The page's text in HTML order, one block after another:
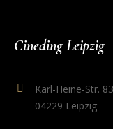
Cineding Leipzig
Karl-Heine-Str. 83
04229 Leipzig